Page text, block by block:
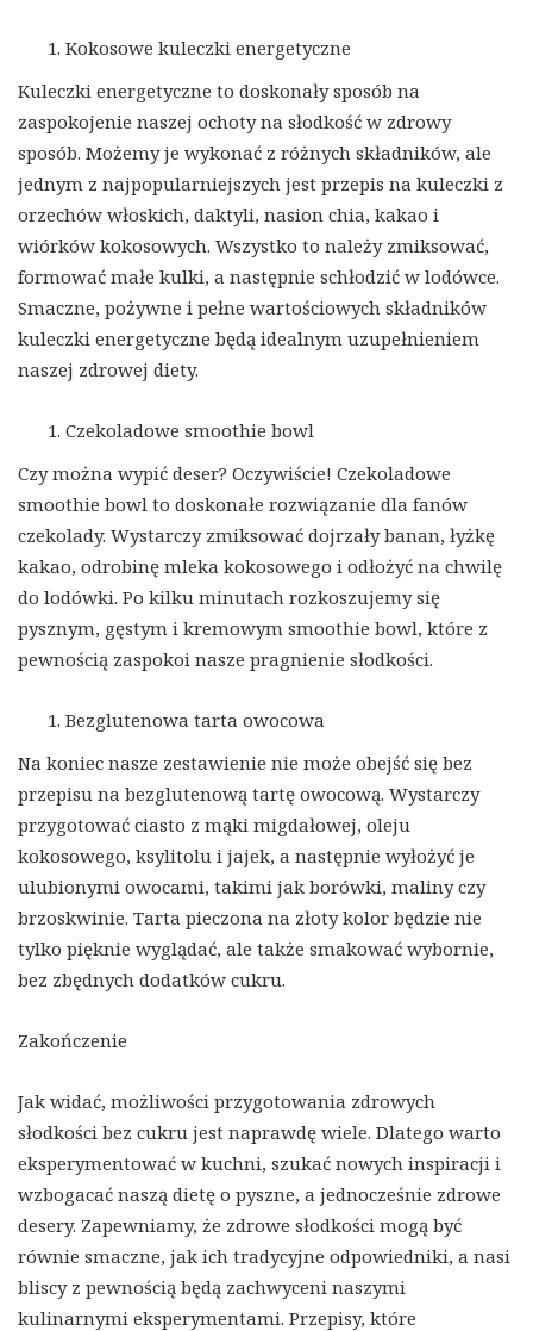
Kokosowe kuleczki energetyczne
Kuleczki energetyczne to doskonały sposób na
zaspokojenie naszej ochoty na słodkość w zdrowy
sposób. Możemy je wykonać z różnych składników, ale
jednym z najpopularniejszych jest przepis na kuleczki z
orzechów włoskich, daktyli, nasion chia, kakao i
wiórków kokosowych. Wszystko to należy zmiksować,
formować małe kulki, a następnie schłodzić w lodówce.
Smaczne, pożywne i pełne wartościowych składników
kuleczki energetyczne będą idealnym uzupełnieniem
naszej zdrowej diety.
Czekoladowe smoothie bowl
Czy można wypić deser? Oczywiście! Czekoladowe
smoothie bowl to doskonałe rozwiązanie dla fanów
czekolady. Wystarczy zmiksować dojrzały banan, łyżkę
kakao, odrobinę mleka kokosowego i odłożyć na chwilę
do lodówki. Po kilku minutach rozkoszujemy się
pysznym, gęstym i kremowym smoothie bowl, które z
pewnością zaspokoi nasze pragnienie słodkości.
Bezglutenowa tarta owocowa
Na koniec nasze zestawienie nie może obejść się bez
przepisu na bezglutenową tartę owocową. Wystarczy
przygotować ciasto z mąki migdałowej, oleju
kokosowego, ksylitolu i jajek, a następnie wyłożyć je
ulubionymi owocami, takimi jak borówki, maliny czy
brzoskwinie. Tarta pieczona na złoty kolor będzie nie
tylko pięknie wyglądać, ale także smakować wybornie,
bez zbędnych dodatków cukru.
Zakończenie
Jak widać, możliwości przygotowania zdrowych
słodkości bez cukru jest naprawdę wiele. Dlatego warto
eksperymentować w kuchni, szukać nowych inspiracji i
wzbogacać naszą dietę o pyszne, a jednocześnie zdrowe
desery. Zapewniamy, że zdrowe słodkości mogą być
równie smaczne, jak ich tradycyjne odpowiedniki, a nasi
bliscy z pewnością będą zachwyceni naszymi
kulinarnymi eksperymentami. Przepisy, które